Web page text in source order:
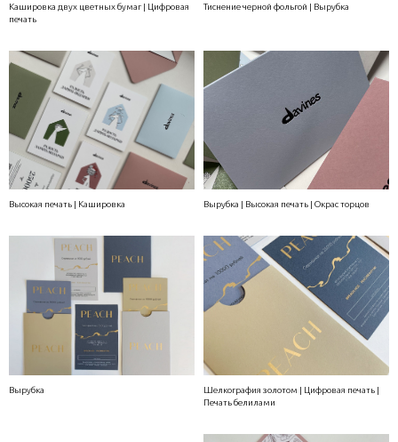
Кашировка двух цветных бумаг | Цифровая
печать
Тиснение черной фольгой | Вырубка
Высокая печать | Кашировка Вырубка | Высокая печать | Окрас торцов
Вырубка
Шелкография золотом | Цифровая печать |
Печать белилами